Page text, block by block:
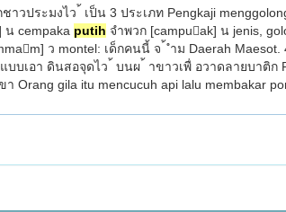
วประมงไว ้ เป็น 3 ประเภท Pengkaji
น cempaka putih จำพวก [campuak] น jenis,
ว montel: เด็กคนนี้ จ ้ ำม Daerah
บบเอา ดินสอจุดไว ้ บนผ ้ าขาวเพื่ อวาดลายบาติก
Orang gila itu mencucuh api lalu membakar